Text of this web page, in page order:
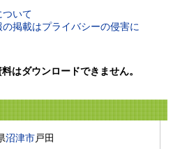
いて
の掲載はプライバシーの侵害に
はダウンロードできません。
沼津市戸田